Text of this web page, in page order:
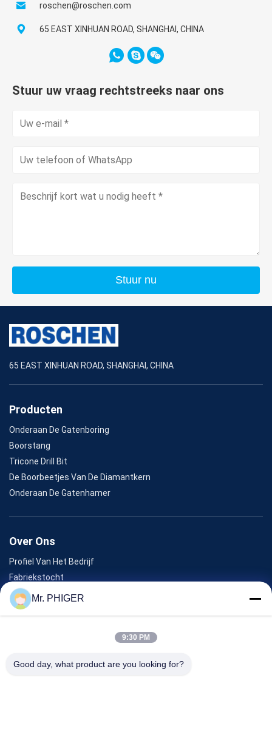
roschen@roschen.com
65 EAST XINHUAN ROAD, SHANGHAI, CHINA
Stuur uw vraag rechtstreeks naar ons
Stuur nu
65 EAST XINHUAN ROAD, SHANGHAI, CHINA
Producten
Onderaan De Gatenboring
Boorstang
Tricone Drill Bit
De Boorbeetjes Van De Diamantkern
Onderaan De Gatenhamer
Over Ons
Profiel Van Het Bedrijf
Fabriekstocht
Kwaliteitscontrole
Sitemap
Evenementen
Mr. PHIGER
9:30 PM
Good day, what product are you looking for?